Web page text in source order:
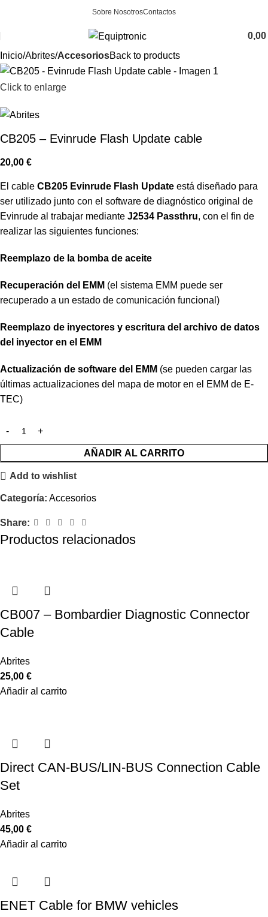
Sobre NosotrosContactos
0,00
Inicio Abrites AccesoriosBack to products
Click to enlarge
CB205 – Evinrude Flash Update cable
20,00 €
El cable CB205 Evinrude Flash Update está diseñado para
ser utilizado junto con el software de diagnóstico original de
Evinrude al trabajar mediante J2534 Passthru, con el fin de
realizar las siguientes funciones:
Reemplazo de la bomba de aceite
Recuperación del EMM (el sistema EMM puede ser
recuperado a un estado de comunicación funcional)
Reemplazo de inyectores y escritura del archivo de datos
del inyector en el EMM
Actualización de software del EMM (se pueden cargar las
últimas actualizaciones del mapa de motor en el EMM de E-
TEC)
AÑADIR AL CARRITO
Add to wishlist
Categoría: Accesorios
Share:
Productos relacionados
CB007 – Bombardier Diagnostic Connector
Cable
Abrites
25,00 €
Añadir al carrito
Direct CAN-BUS/LIN-BUS Connection Cable
Set
Abrites
45,00 €
Añadir al carrito
ENET Cable for BMW vehicles